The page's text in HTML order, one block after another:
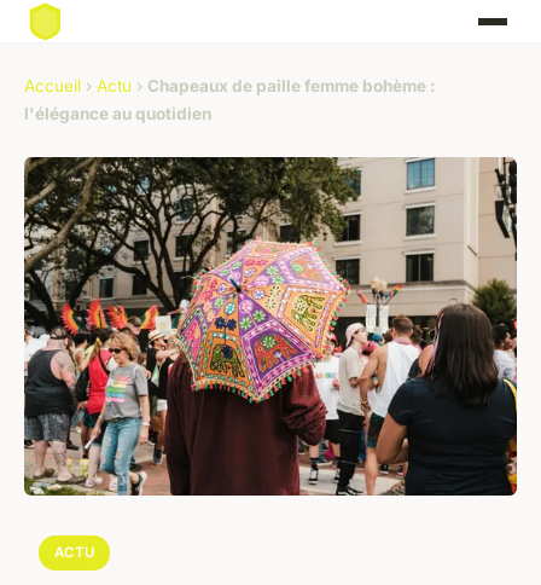
Accueil › Actu › Chapeaux de paille femme bohème :
l'élégance au quotidien
ACTU